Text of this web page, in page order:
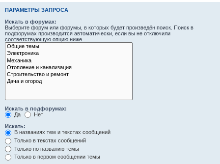
ПАРАМЕТРЫ ЗАПРОСА
Искать в форумах:
Выберите форум или форумы, в которых будет произведён поиск. Поиск в
подфорумах производится автоматически, если вы не отключили
соответствующую опцию ниже.
Искать в подфорумах:
Да
Нет
Искать:
В названиях тем и текстах сообщений
Только в текстах сообщений
Только по названию темы
Только в первом сообщении темы